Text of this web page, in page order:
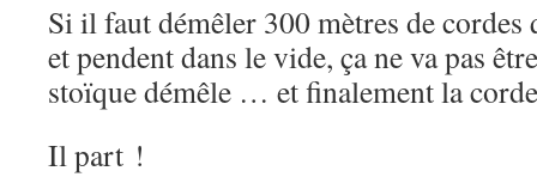
Si il faut démêler 300 mètres de
et pendent dans le vide, ça ne va pas
stoïque démêle … et finalement la
Il part !